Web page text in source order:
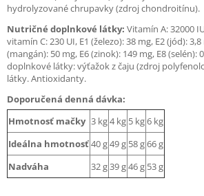
hydrolyzované chrupavky (zdroj chondroitínu).
Nutričné doplnkové látky: Vitamín A: 32000
vitamín C: 230 UI, E1 (železo): 38 mg, E2 (jód):
(mangán): 50 mg, E6 (zinok): 149 mg, E8 (selén):
doplnkové látky: výťažok z čaju (zdroj
látky. Antioxidanty.
Doporučená denná dávka:
Hmotnosť mačky 3 kg4 kg 5 kg6 kg
Ideálna hmotnosť40 g49 g 58 g66 g
Nadváha
32 g39 g46 g 53 g